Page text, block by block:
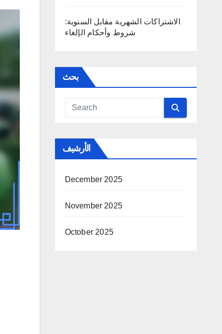
الاشتراكات الشهرية مقابل السنوية:
شروط وأحكام الإلغاء
بحث
الأرشيف
December 2025
November 2025
October 2025